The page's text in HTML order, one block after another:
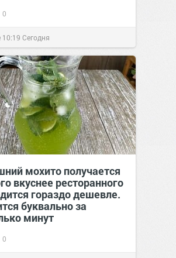
0
10:19 Сегодня
мохито получается
вкуснее ресторанного
гораздо дешевле.
буквально за
минут
0